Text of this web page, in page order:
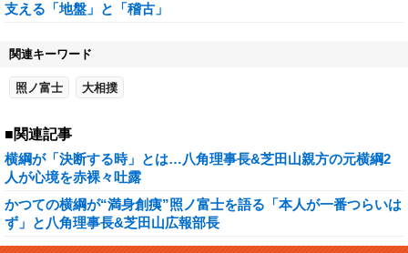
支える「地盤」と「稽古」
関連キーワード
照ノ富士 大相撲
■関連記事
横綱が「決断する時」とは…八角理事長&芝田山親方の元横綱2
人が心境を赤裸々吐露
かつての横綱が“満身創痍”照ノ富士を語る「本人が一番つらいは
ず」と八角理事長&芝田山広報部長